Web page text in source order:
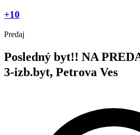
+10
Predaj
Posledný byt!! NA
3-izb.byt, Petrova Ves